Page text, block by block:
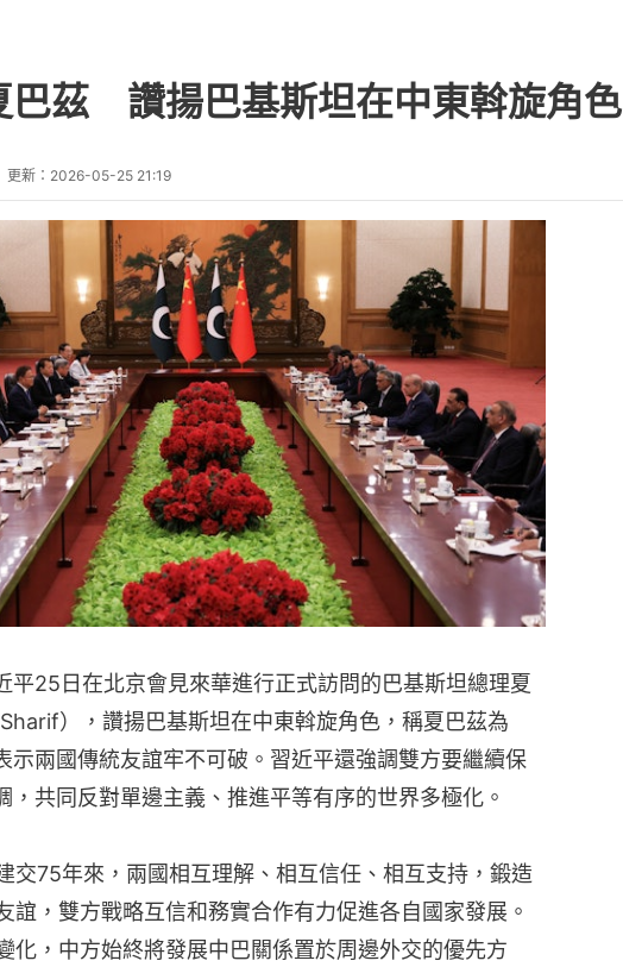
巴茲 讚揚巴基斯坦在中東斡旋角色
更新： 2026-05-25 21:19
平25日在北京會見來華進行正式訪問的巴基斯坦總理夏
），讚揚巴基斯坦在中東斡旋角色，稱夏巴茲為
示兩國傳統友誼牢不可破。習近平還強調雙方要繼續保
，共同反對單邊主義、推進平等有序的世界多極化。
交75年來，兩國相互理解、相互信任、相互支持，鍛造
誼，雙方戰略互信和務實合作有力促進各自國家發展。
化，中方始終將發展中巴關係置於周邊外交的優先方